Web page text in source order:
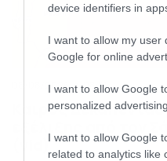
device identifiers in
I want to allow my user
Google for online
I want to allow Google
personalized advertising.
I want to allow Google
related to analytics like
08/08/2026 08:51
Καιρός
εξέλιξης από τον
(vid)